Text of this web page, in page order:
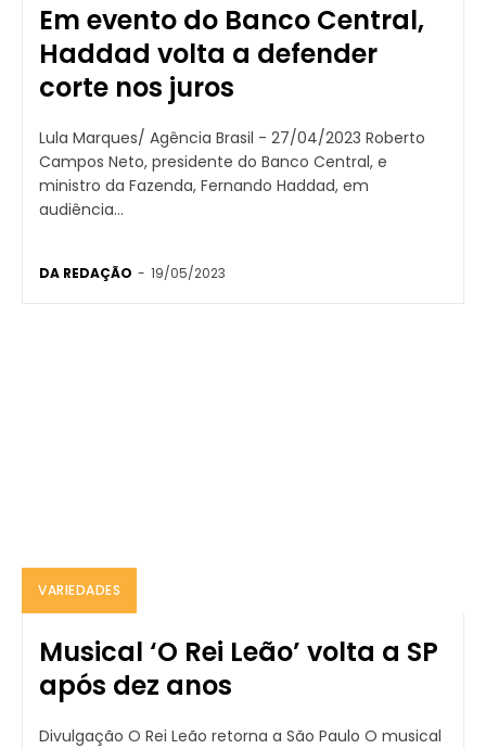
Em evento do Banco Central,
Haddad volta a defender
corte nos juros
Lula Marques/ Agência Brasil - 27/04/2023 Roberto
Campos Neto, presidente do Banco Central, e
ministro da Fazenda, Fernando Haddad, em
audiência...
DA REDAÇÃO - 19/05/2023
VARIEDADES
Musical ‘O Rei Leão’ volta a SP
após dez anos
Divulgação O Rei Leão retorna a São Paulo O musical